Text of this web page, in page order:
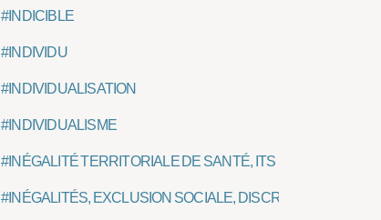
#INDICIBLE
#INDIVIDU
#INDIVIDUALISATION
#INDIVIDUALISME
#INÉGALITÉ TERRITORIALE DE SANTÉ, ITS
#INÉGALITÉS, EXCLUSION SOCIALE, DISCRIMINATION